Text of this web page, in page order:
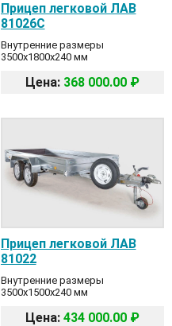
Прицеп легковой ЛАВ
81026С
Внутренние размеры
3500x1800x240 мм
Цена: 368 000.00 ₽
Прицеп легковой ЛАВ
81022
Внутренние размеры
3500x1500x240 мм
Цена: 434 000.00 ₽